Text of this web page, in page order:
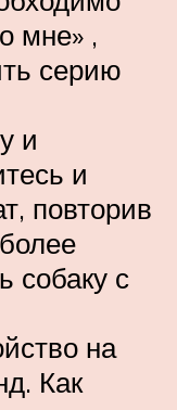
мне» ,
серию
и
и
повторив
собаку с
на
Как